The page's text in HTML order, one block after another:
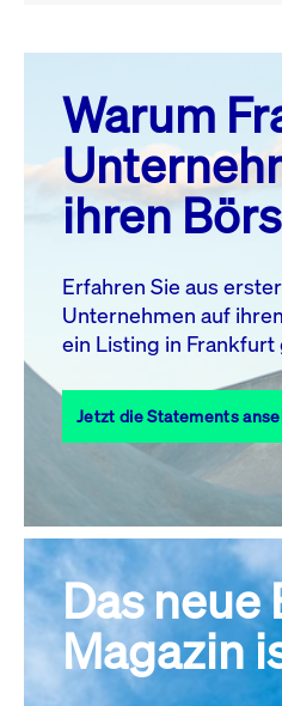
August 26
MO. DI. MI. DO.
3
4 5 6
10 11 13
17
18 19 20
27
31
Alle
Warum
ihren
Erfahren Sie aus
Unternehmen auf
ein Listing in Frankfurt
Jetzt die Statements
Das neue
Magazin